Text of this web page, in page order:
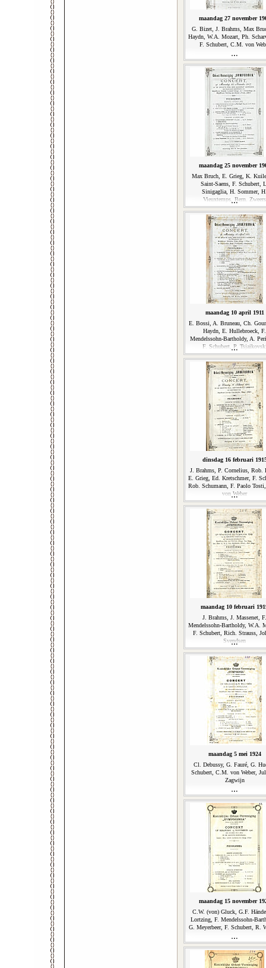
maandag 27 november
G. Bizet, J. Brahms, Max
Haydn, W.A. Mozart, Ph.
F. Schubert, C.M. von
maandag 25 november
Max Bruch, E. Grieg, K.
Saint-Saens, F. Schubert,
Sinigaglia, H. Sommer,
Vieuxtemps, Bern. Zweers
maandag 10 april 1911
E. Bossi, A. Bruneau, Ch.
Haydn, E. Hullebroeck, F.
Mendelssohn-Bartholdy, A.
F. Schubert, P.
dinsdag 16 februari
J. Brahms, P. Cornelius, Rob.
E. Grieg, Ed. Kretschmer, F.
Rob. Schumann, F. Paolo
von Weber
maandag 10 februari
J. Brahms, J. Massenet, F.
Mendelssohn-Bartholdy, W.A.
F. Schubert, Rich. Strauss,
Svendsen
maandag 5 mei 1924
Cl. Debussy, G. Fauré, G.
Schubert, C.M. von Weber,
Zagwijn
maandag 15 november
C.W. (von) Gluck, G.F.
Lortzing, F. Mendelssohn-
G. Meyerbeer, F. Schubert, R.